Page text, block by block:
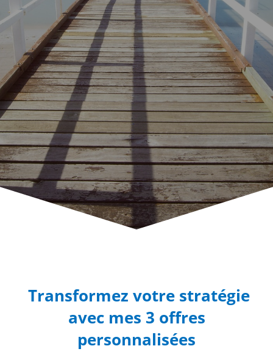
Transformez votre stratégie
avec mes 3 offres
personnalisées
Marketing stratégique